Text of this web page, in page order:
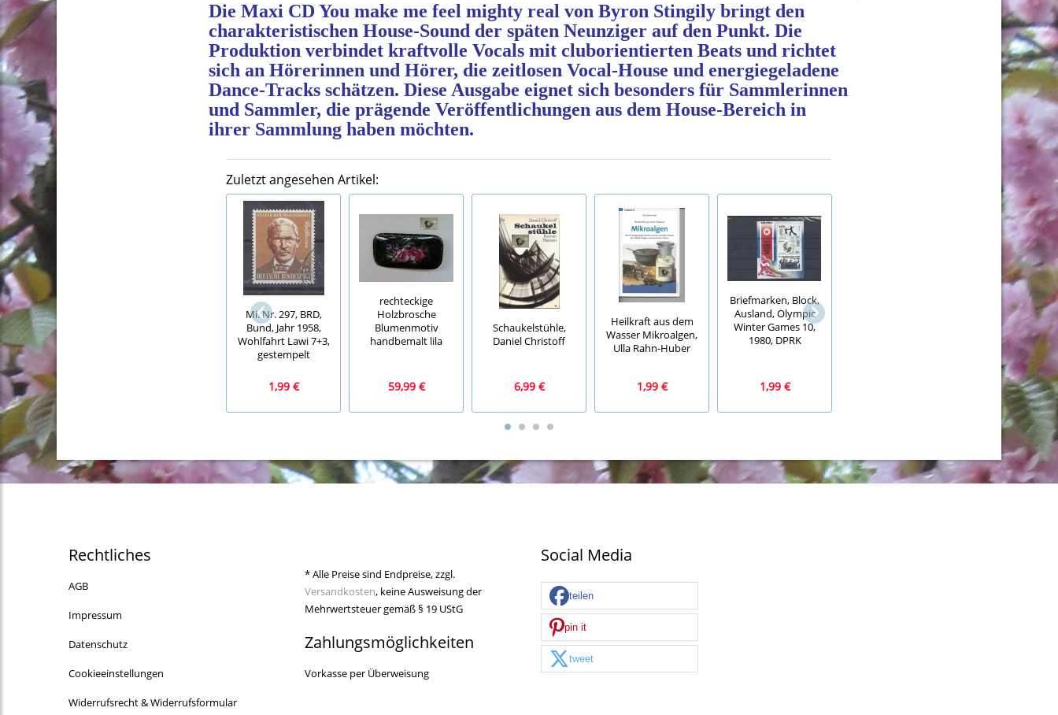
Die Maxi CD You make me feel mighty real von Byron Stingily bringt den
charakteristischen House‑Sound der späten Neunziger auf den Punkt. Die
Produktion verbindet kraftvolle Vocals mit cluborientierten Beats und richtet
sich an Hörerinnen und Hörer, die zeitlosen Vocal‑House und energiegeladene
Dance‑Tracks schätzen. Diese Ausgabe eignet sich besonders für Sammlerinnen
und Sammler, die prägende Veröffentlichungen aus dem House‑Bereich in
ihrer Sammlung haben möchten.
Zuletzt angesehen Artikel:
Mi. Nr. 297, BRD,
Bund, Jahr 1958,
Wohlfahrt Lawi 7+3,
gestempelt
1,99 €
rechteckige
Holzbrosche
Blumenmotiv
handbemalt lila
59,99 €
Schaukelstühle,
Daniel Christoff
6,99 €
Heilkraft aus dem
Wasser Mikroalgen,
Ulla Rahn-Huber
1,99 €
Briefmarken, Block,
Ausland, Olympic
Winter Games 10,
1980, DPRK
1,99 €
Goldene Beine,
Müller, Bildband
99,99 €
Rechtliches
AGB
Impressum
Datenschutz
Cookieeinstellungen
Widerrufsrecht & Widerrufsformular
* Alle Preise sind Endpreise, zzgl.
Versandkosten, keine Ausweisung der
Mehrwertsteuer gemäß § 19 UStG
Zahlungsmöglichkeiten
Vorkasse per Überweisung
Social Media
teilen
pin it
tweet